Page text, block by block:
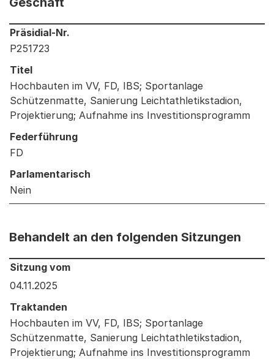
Informationen zum Ausgewählten Geschäft
Präsidial-Nr.
P251723
Titel
Hochbauten im VV, FD, IBS; Sportanlage
Schützenmatte, Sanierung Leichtathletikstadion,
Projektierung; Aufnahme ins Investitionsprogramm
Federführung
FD
Parlamentarisch
Nein
Behandelt an den folgenden Sitzungen
Behandelt an den folgenden Sitzungen: Informationen
Sitzung vom
04.11.2025
Traktanden
Hochbauten im VV, FD, IBS; Sportanlage
Schützenmatte, Sanierung Leichtathletikstadion,
Projektierung; Aufnahme ins Investitionsprogramm